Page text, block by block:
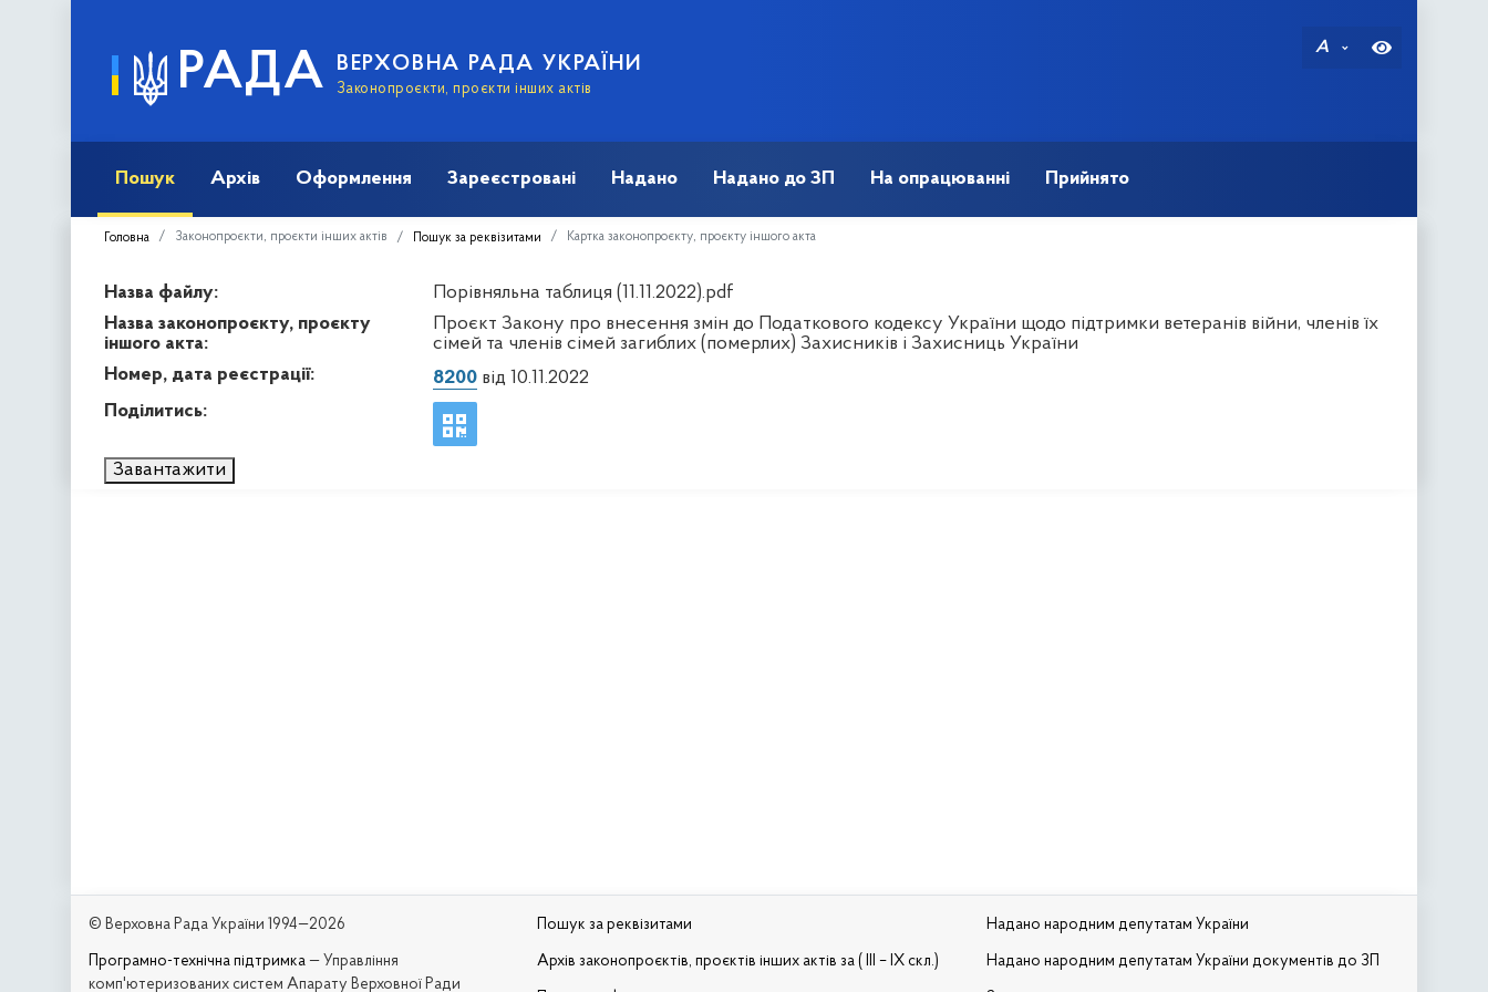
РАДА ВЕРХОВНА РАДА УКРАЇНИ
Законопроєкти, проєкти інших актів
A
Пошук Архів Оформлення Зареєстровані Надано Надано до ЗП На опрацюванні Прийнято
Головна Законопроєкти, проєкти інших актів Пошук за реквізитами Картка законопроєкту, проєкту іншого акта
Назва файлу:
Порівняльна таблиця (11.11.2022).pdf
Назва законопроєкту, проєкту
іншого акта:
Проєкт Закону про внесення змін до Податкового кодексу України щодо підтримки ветеранів війни, членів їх
сімей та членів сімей загиблих (померлих) Захисників і Захисниць України
Номер, дата реєстрації:
8200від 10.11.2022
Поділитись:
Завантажити
© Верховна Рада України 1994—2026
Програмно-технічна підтримка — Управління
комп'ютеризованих систем Апарату Верховної Ради
Пошук за реквізитами
Архів законопроєктів, проєктів інших актів за ( III – IX скл.)
Надано народним депутатам України
Надано народним депутатам України документів до ЗП